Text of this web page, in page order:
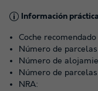
Información práctica
Coche recomendado
Número de
Número de
Número de
NRA: